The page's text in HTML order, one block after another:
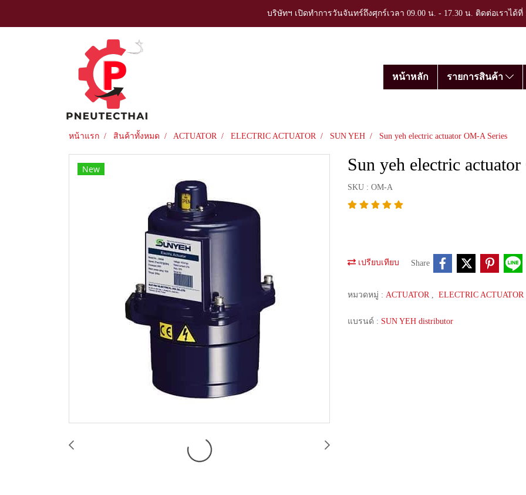
บริษัทฯ เปิดทำการวันจันทร์ถึงศุกร์เวลา 09.00 น. - 17.30 น. ติดต่อเราได้ที่ :
หน้าหลัก รายการสินค้า
หน้าแรก สินค้าทั้งหมด ACTUATOR ELECTRIC ACTUATOR SUN YEH Sun yeh electric actuator OM-A Series
New Sun yeh electric
SKU : OM-A
เปรียบเทียบ Share
หมวดหมู่ : ACTUATOR , ELECTRIC ACTUATOR
แบรนด์ : SUN YEH distributor